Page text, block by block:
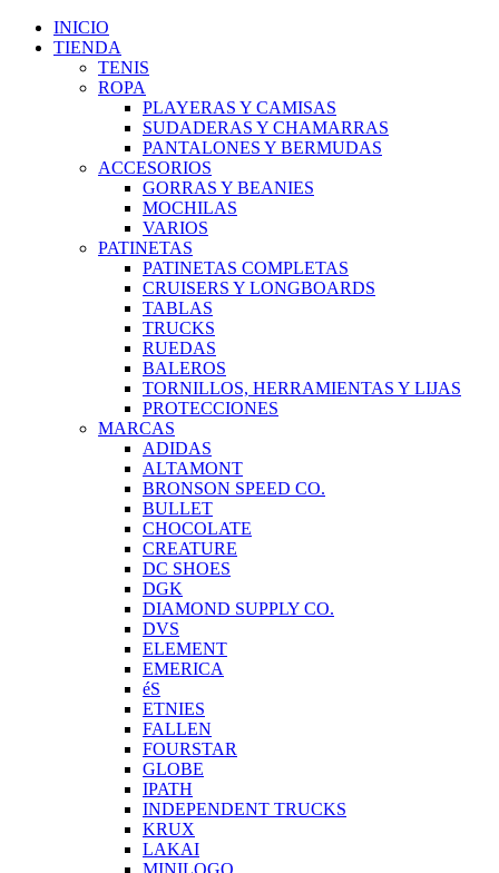
INICIO
TIENDA
TENIS
ROPA
PLAYERAS Y CAMISAS
SUDADERAS Y CHAMARRAS
PANTALONES Y BERMUDAS
ACCESORIOS
GORRAS Y BEANIES
MOCHILAS
VARIOS
PATINETAS
PATINETAS COMPLETAS
CRUISERS Y LONGBOARDS
TABLAS
TRUCKS
RUEDAS
BALEROS
TORNILLOS, HERRAMIENTAS Y LIJAS
PROTECCIONES
MARCAS
ADIDAS
ALTAMONT
BRONSON SPEED CO.
BULLET
CHOCOLATE
CREATURE
DC SHOES
DGK
DIAMOND SUPPLY CO.
DVS
ELEMENT
EMERICA
éS
ETNIES
FALLEN
FOURSTAR
GLOBE
IPATH
INDEPENDENT TRUCKS
KRUX
LAKAI
MINILOGO